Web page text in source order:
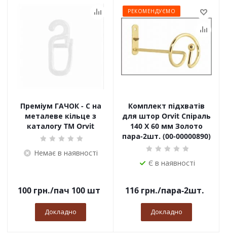
Преміум ГАЧОК - С на
металеве кільце з
каталогу TM Orvit
Немає в наявності
100грн./пач 100 шт
Докладно
РЕКОМЕНДУЄМО
Комплект підхватів
для штор Orvit Спіраль
140 Х 60 мм Золото
пара-2шт. (00-00000890)
Є в наявності
116 грн./пара-2шт.
Докладно